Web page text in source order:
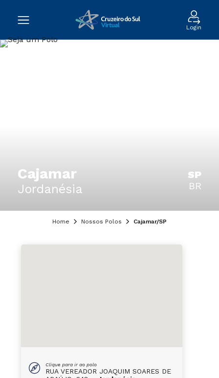
Login
Cajamar
Jordanésia
SP
BR
Home Nossos Polos Cajamar/SP
Clique para ir ao polo
RUA VEREADOR JOAQUIM SOARES DE